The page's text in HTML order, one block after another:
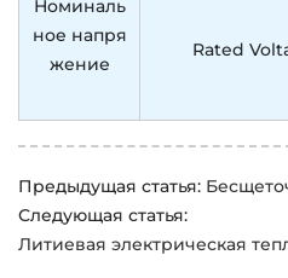
Номиналь
ное напря
жение
Rated
Предыдущая статья:
Следующая статья:
Литиевая электрическая